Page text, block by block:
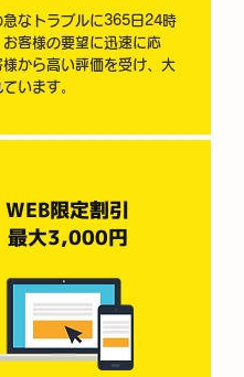
急なトラブルに365日24時
お客様の要望に迅速に応
様から高い評価を受け、大
います。
WEB限定割引
最大3,000円